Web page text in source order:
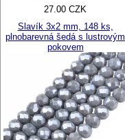
27.00 CZK
Slavík 3x2 mm, 148 ks,
plnobarevná šedá s lustrovým
pokovem